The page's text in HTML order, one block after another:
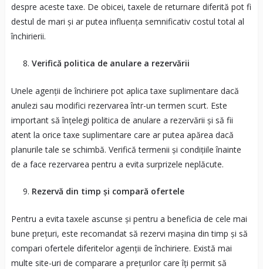
despre aceste taxe. De obicei, taxele de returnare diferită pot fi
destul de mari și ar putea influența semnificativ costul total al
închirierii.
Verifică politica de anulare a rezervării
Unele agenții de închiriere pot aplica taxe suplimentare dacă
anulezi sau modifici rezervarea într-un termen scurt. Este
important să înțelegi politica de anulare a rezervării și să fii
atent la orice taxe suplimentare care ar putea apărea dacă
planurile tale se schimbă. Verifică termenii și condițiile înainte
de a face rezervarea pentru a evita surprizele neplăcute.
Rezervă din timp și compară ofertele
Pentru a evita taxele ascunse și pentru a beneficia de cele mai
bune prețuri, este recomandat să rezervi mașina din timp și să
compari ofertele diferitelor agenții de închiriere. Există mai
multe site-uri de comparare a prețurilor care îți permit să